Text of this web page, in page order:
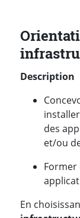
Description
des
et/ou
En